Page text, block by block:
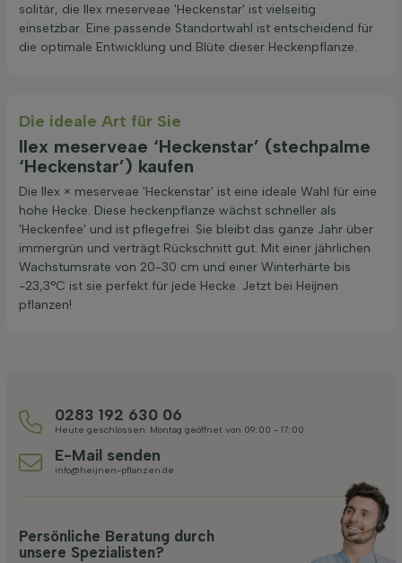
solitär, die Ilex meserveae 'Heckenstar' ist vielseitig
einsetzbar. Eine passende Standortwahl ist entscheidend für
die optimale Entwicklung und Blüte dieser Heckenpflanze.
Die ideale Art für Sie
Ilex meserveae ‘Heckenstar’ (stechpalme
‘Heckenstar’) kaufen
Die Ilex × meserveae 'Heckenstar' ist eine ideale Wahl für eine
hohe Hecke. Diese heckenpflanze wächst schneller als
'Heckenfee' und ist pflegefrei. Sie bleibt das ganze Jahr über
immergrün und verträgt Rückschnitt gut. Mit einer jährlichen
Wachstumsrate von 20-30 cm und einer Winterhärte bis
-23,3°C ist sie perfekt für jede Hecke. Jetzt bei Heijnen
pflanzen!
0283 192 630 06
Heute geschlossen. Montag geöffnet von 09:00 - 17:00
E-Mail senden
info@heijnen-pflanzen.de
Persönliche Beratung durch
unsere Spezialisten?